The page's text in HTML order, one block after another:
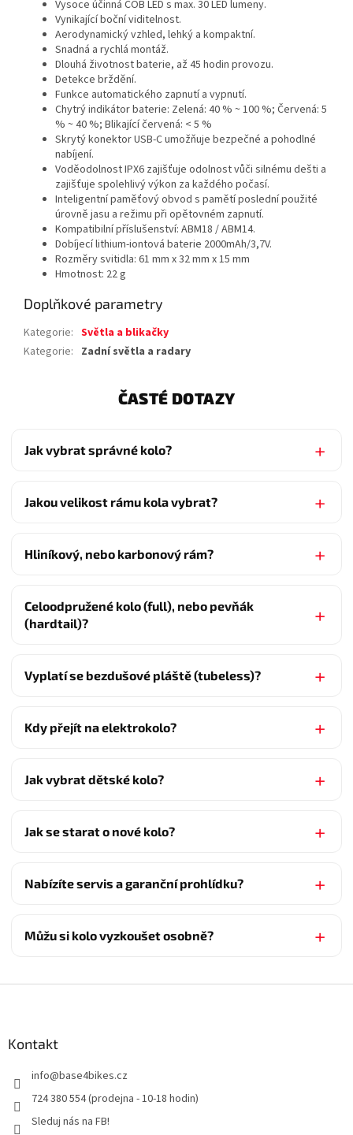
Vysoce účinná COB LED s max. 30 LED lumeny.
Vynikající boční viditelnost.
Aerodynamický vzhled, lehký a kompaktní.
Snadná a rychlá montáž.
Dlouhá životnost baterie, až 45 hodin provozu.
Detekce brždění.
Funkce automatického zapnutí a vypnutí.
Chytrý indikátor baterie: Zelená: 40 % ~ 100 %; Červená: 5
% ~ 40 %; Blikající červená: < 5 %
Skrytý konektor USB-C umožňuje bezpečné a pohodlné
nabíjení.
Voděodolnost IPX6 zajišťuje odolnost vůči silnému dešti a
zajišťuje spolehlivý výkon za každého počasí.
Inteligentní paměťový obvod s pamětí poslední použité
úrovně jasu a režimu při opětovném zapnutí.
Kompatibilní příslušenství: ABM18 / ABM14.
Dobíjecí lithium-iontová baterie 2000mAh/3,7V.
Rozměry svitidla: 61 mm x 32 mm x 15 mm
Hmotnost: 22 g
Doplňkové parametry
Kategorie: Světla a blikačky
Kategorie: Zadní světla a radary
ČASTÉ DOTAZY
Jak vybrat správné kolo?
Jakou velikost rámu kola vybrat?
Hliníkový, nebo karbonový rám?
Celoodpružené kolo (full), nebo pevňák
(hardtail)?
Vyplatí se bezdušové pláště (tubeless)?
Kdy přejít na elektrokolo?
Jak vybrat dětské kolo?
Jak se starat o nové kolo?
Nabízíte servis a garanční prohlídku?
Můžu si kolo vyzkoušet osobně?
Kontakt
info@base4bikes.cz
724 380 554 (prodejna - 10-18 hodin)
Sleduj nás na FB!